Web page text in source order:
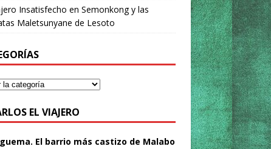
Insatisfecho en Semonkong y las
Maletsunyane de Lesoto
EL VIAJERO
El barrio más castizo de Malabo